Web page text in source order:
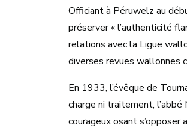
Officiant à Péruwelz au
préserver « l’authenticité
relations avec la Ligue
diverses revues wallonnes
En 1933, l’évêque de
charge ni traitement,
courageux osant s’opposer